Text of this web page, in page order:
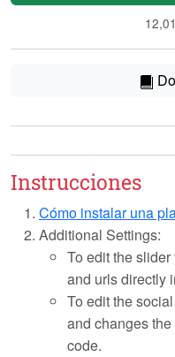
Instrucciones
Cómo instalar una
Additional Settings:
To edit the
and urls directly
To edit the
and changes
code.